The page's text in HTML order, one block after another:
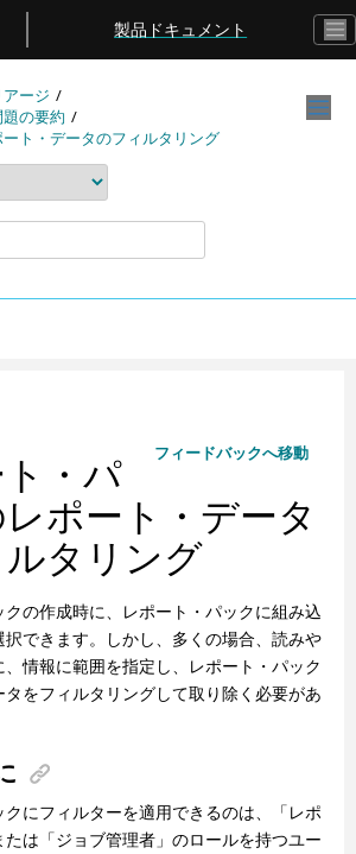
プ
製品ドキュメント
ージ
の要約
ト・データのフィルタリング
フィードバックへ移動
・パ
ポート・データ
タリング
クの作成時に、レポート・パックに組み込
できます。しかし、多くの場合、読みや
情報に範囲を指定し、レポート・パック
をフィルタリングして取り除く必要があ
クにフィルターを適用できるのは、「レポ
たは「ジョブ管理者」のロールを持つユー